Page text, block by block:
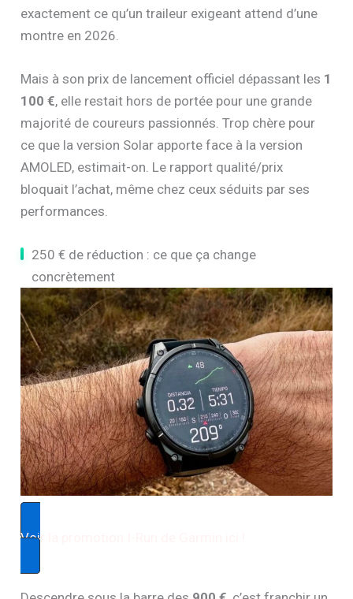
exactement ce qu’un traileur exigeant attend d’une
montre en 2026.
Mais à son prix de lancement officiel dépassant les 1
100 €, elle restait hors de portée pour une grande
majorité de coureurs passionnés. Trop chère pour
ce que la version Solar apporte face à la version
AMOLED, estimait-on. Le rapport qualité/prix
bloquait l’achat, même chez ceux séduits par ses
performances.
250 € de réduction : ce que ça change
concrètement
Voir la promotion I-Run de Garmin ici !